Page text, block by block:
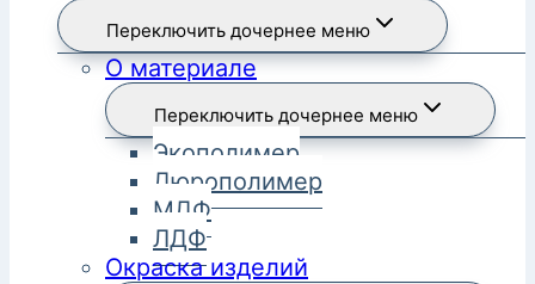
Переключить дочернее меню
О материале
Переключить дочернее меню
Экополимер
Дюрополимер
МДФ
ЛДФ
Окраска изделий